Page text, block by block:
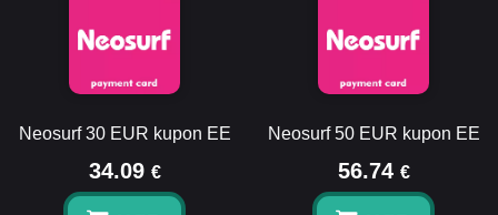
Neosurf 30 EUR kupon EE
34.09 €
Neosurf 50 EUR kupon EE
56.74 €